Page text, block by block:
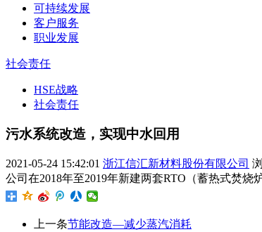
可持续发展
客户服务
职业发展
社会责任
HSE战略
社会责任
污水系统改造，实现中水回用
2021-05-24 15:42:01 浙江信汇新材料股份有限公司
公司在2018年至2019年新建两套RTO（蓄热式焚
上一条节能改造—减少蒸汽消耗